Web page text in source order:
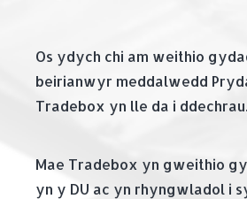
Os ydych chi am weithio
beirianwyr meddalwedd
Tradebox yn lle da i ddechrau.
Mae Tradebox yn gweithio
yn y DU ac yn rhyngwladol i